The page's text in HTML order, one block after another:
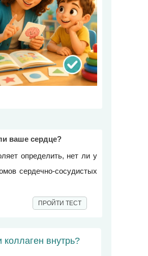
ваше сердце?
определить, нет ли у
сердечно-сосудистых
ПРОЙТИ ТЕСТ
коллаген внутрь?